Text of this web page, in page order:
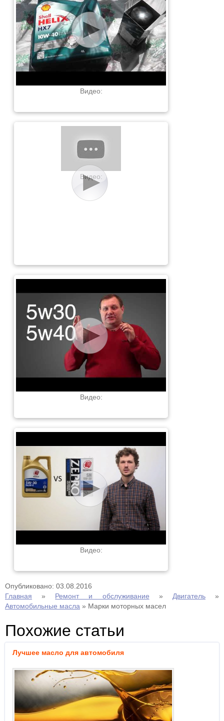
Видео:
Видео:
Видео:
Видео:
Опубликовано: 03.08.2016
Главная » Ремонт и обслуживание » Двигатель»
Автомобильные масла » Марки моторных масел
Похожие статьи
Лучшее масло для автомобиля